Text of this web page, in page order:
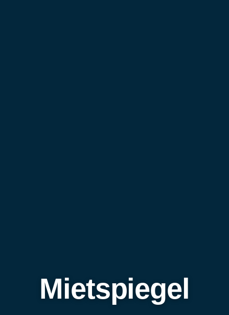
Mietspiegel